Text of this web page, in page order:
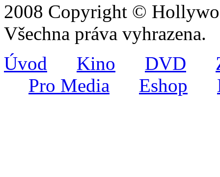
2008 Copyright ©
Všechna práva vyhrazena.
Úvod
Kino DVD
Pro Media
Eshop